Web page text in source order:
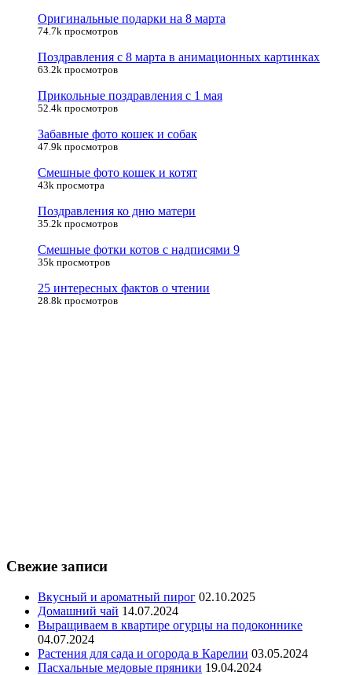
Оригинальные подарки на 8 марта
74.7k просмотров
Поздравления с 8 марта в анимационных картинках
63.2k просмотров
Прикольные поздравления с 1 мая
52.4k просмотров
Забавные фото кошек и собак
47.9k просмотров
Смешные фото кошек и котят
43k просмотра
Поздравления ко дню матери
35.2k просмотров
Смешные фотки котов с надписями 9
35k просмотров
25 интересных фактов о чтении
28.8k просмотров
Свежие записи
Вкусный и ароматный пирог 02.10.2025
Домашний чай 14.07.2024
Выращиваем в квартире огурцы на подоконнике
04.07.2024
Растения для сада и огорода в Карелии 03.05.2024
Пасхальные медовые пряники 19.04.2024